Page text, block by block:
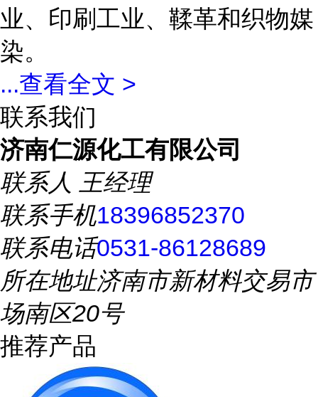
业、印刷工业、鞣革和织物媒
染。
...查看全文 >
联系我们
济南仁源化工有限公司
联系人 王经理
联系手机18396852370
联系电话0531-86128689
所在地址济南市新材料交易市
场南区20号
推荐产品